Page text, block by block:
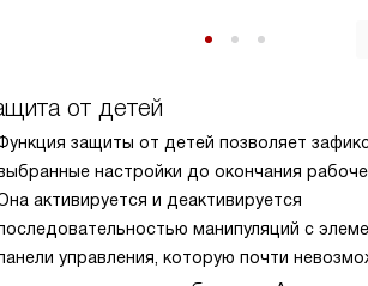
от детей
защиты от детей позволяет
настройки до окончания
активируется и деактивируется
манипуляций с
управления, которую почти